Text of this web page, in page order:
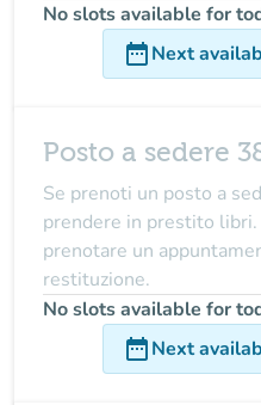
No slots available for
date_rangeNext
Posto a sedere
Se prenoti un posto a
prendere in prestito libri.
prenotare un
restituzione.
No slots available for
date_rangeNext